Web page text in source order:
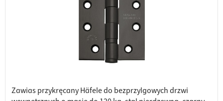
Zawias przykręcany Häfele do bezprzylgowych drzwi